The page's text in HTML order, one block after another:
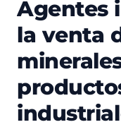
Agentes
la venta